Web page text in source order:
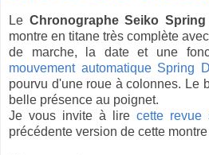
Le Chronographe Seiko
montre en titane très complète
de marche, la date et une
mouvement automatique Spring
pourvu d'une roue à colonnes. Le
belle présence au poignet.
Je vous invite à lire cette revue
précédente version de cette